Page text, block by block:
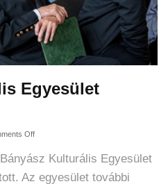
Egyesület
Off
Kulturális Egyesület
Az egyesület további